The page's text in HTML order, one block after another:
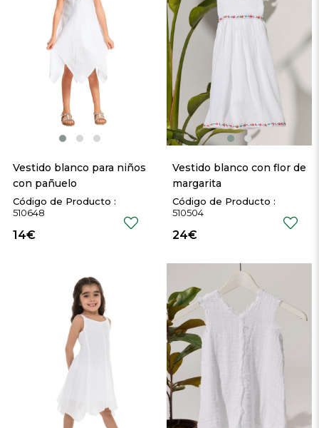
Vestido blanco para niños
con pañuelo
510648
14€
Vestido blanco con flor de
margarita
510504
24€